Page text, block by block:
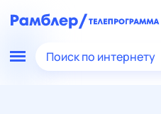
Поиск по интернету